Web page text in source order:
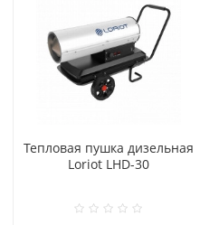
Тепловая пушка дизельная
Loriot LHD-30